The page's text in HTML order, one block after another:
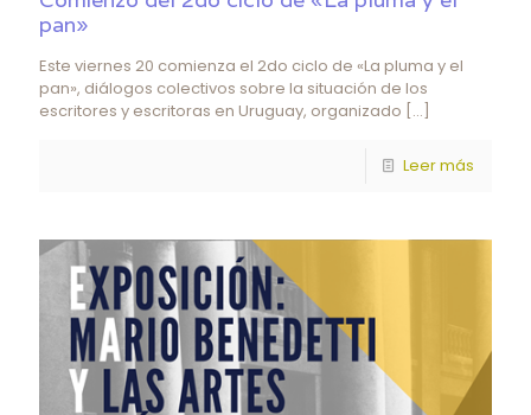
pan»
Este viernes 20 comienza el 2do ciclo de «La pluma y el
pan», diálogos colectivos sobre la situación de los
escritores y escritoras en Uruguay, organizado […]
Leer más